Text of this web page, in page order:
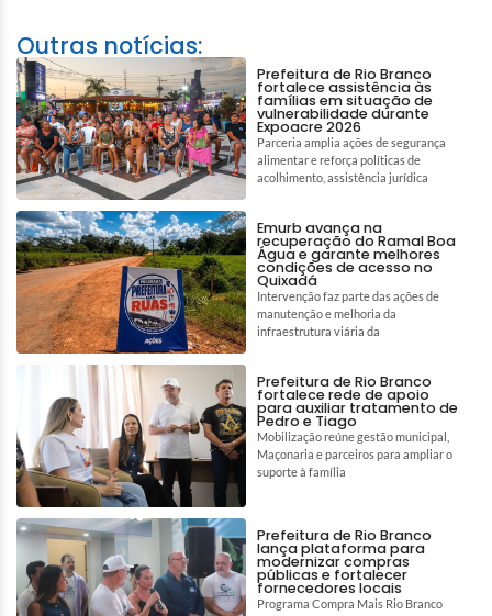
Outras notícias:
Prefeitura de Rio Branco
fortalece assistência às
famílias em situação de
vulnerabilidade durante
Expoacre 2026
Parceria amplia ações de segurança
alimentar e reforça políticas de
acolhimento, assistência jurídica
Emurb avança na
recuperação do Ramal Boa
Água e garante melhores
condições de acesso no
Quixadá
Intervenção faz parte das ações de
manutenção e melhoria da
infraestrutura viária da
Prefeitura de Rio Branco
fortalece rede de apoio
para auxiliar tratamento de
Pedro e Tiago
Mobilização reúne gestão municipal,
Maçonaria e parceiros para ampliar o
suporte à família
Prefeitura de Rio Branco
lança plataforma para
modernizar compras
públicas e fortalecer
fornecedores locais
Programa Compra Mais Rio Branco